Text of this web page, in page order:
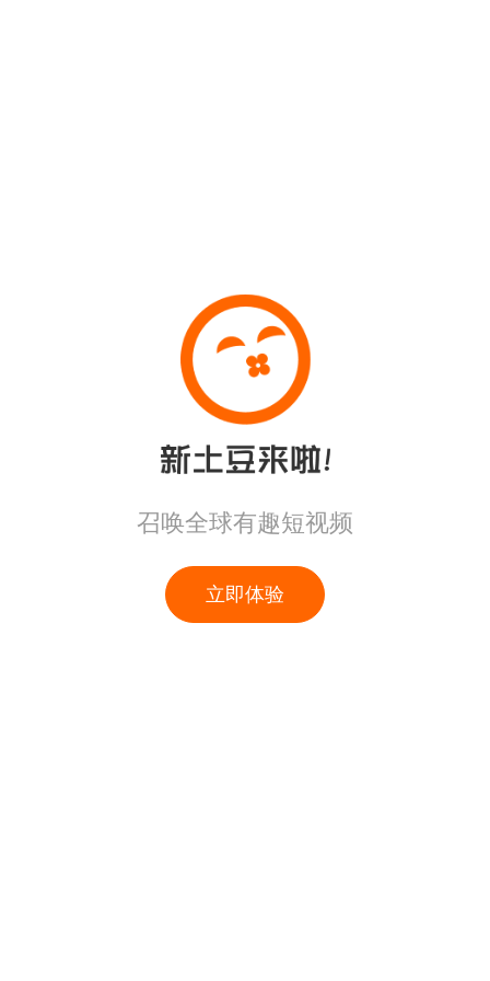
召唤全球有趣短视频
立即体验